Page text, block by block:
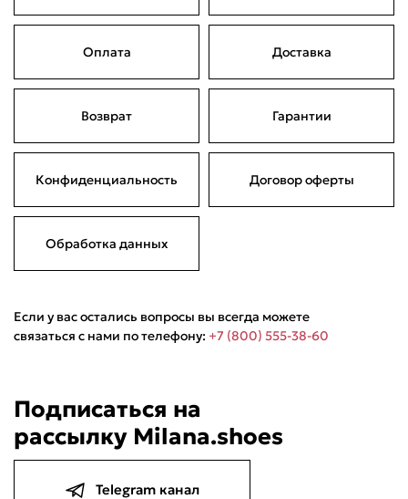
ПоделиМоккаДавай делить
Без комиссий и переплат
Оплата Доставка
Возврат Гарантии
Конфиденциальность Договор оферты
Обработка данных
Если у вас остались вопросы вы всегда можете
связаться с нами по телефону: +7 (800) 555-38-60
Подписаться на
рассылку Milana.shoes
Telegram канал
Поделится